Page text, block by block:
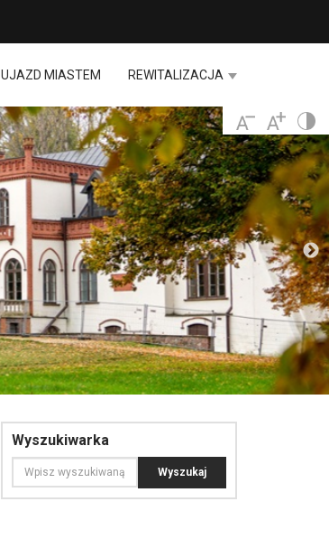
UJAZD MIASTEM REWITALIZACJA
Wyszukiwarka